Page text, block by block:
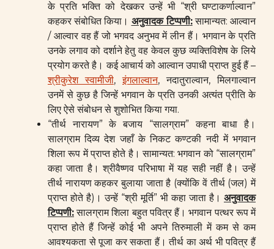
के प्रति भक्ति को देखकर उन्हें भी “श्री घण्टाकर्णाल्वान”
कहकर संबोधित किया। अनुवादक टिप्पणी:सामान्यत: आल्वान
/ आल्वार वह हैं जो भगवद अनुभव में लीन हैं। भगवान के प्रति
उनके लगाव को दर्शाने हेतु वह केवल कुछ व्यक्तिविशेष के लिये
प्रयोग करते है। कई आचार्य को आल्वान उपाधी प्राप्त हुई हैं –
श्रीकुरेश स्वामीजी,इंगलाल्वान, नदातुराल्वान, मिलगाल्वान
उनमें से कुछ है जिन्हें भगवान के प्रति उनकी अत्यंत प्रीति के
लिए ऐसे संबोधन से शुशोभित किया गया.
“तीर्थ नारायण” के बजाय “सालग्राम” कहना बाधा है।
सालग्राम दिव्य देश जहाँ के निकट कण्टकी नदी में भगवान
शिला रूप में प्राप्त होते है। सामान्यत: भगवान को “सालग्राम”
कहा जाता है। श्रीवैष्णव परिभाषा में यह सही नहीं है। उन्हें
तीर्थ नारायण कहकर बुलाया जाता है (क्योंकि वें तीर्थ (जल) में
प्राप्त होते है)। उन्हें “श्री मूर्ति” भी कहा जाता है। अनुवादक
टिप्पणी:सालग्राम शिला बहुत पवित्र हैं। भगवान पत्थर रूप में
प्राप्त होते हैं जिन्हें कोई भी अपने तिरुमाली में कम से कम
आवश्यकता से पूजा कर सकता हैं। तीर्थ का अर्थ भी पवित्र हैं